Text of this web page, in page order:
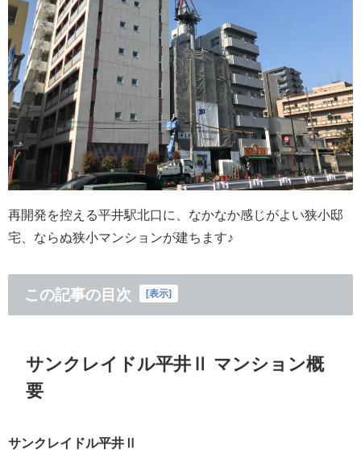
再開発を控える平井駅北口に、なかなか感じがよい狭小邸
宅、ならぬ狭小マンションが建ちます♪
この記事の目次 表示
サンクレイドル平井Ⅱ マンション概
要
サンクレイドル平井Ⅱ